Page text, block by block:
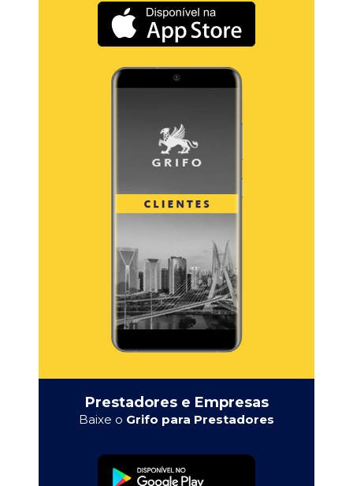
Prestadores e Empresas
Baixe o Grifo para Prestadores